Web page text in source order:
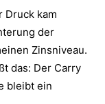
Druck kam
der
Zinsniveau.
das: Der Carry
bleibt ein